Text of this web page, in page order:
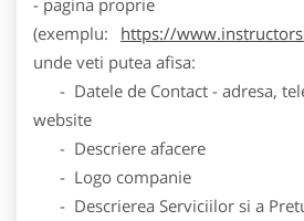
(exemplu:
https://
unde veti putea afisa:
- Datele de Contact - adresa,
website
- Descriere afacere
- Logo companie
- Descrierea Serviciilor si a